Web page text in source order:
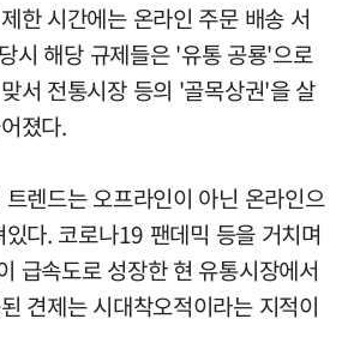
한 시간에는 온라인 주문 배송 서
시 해당 규제들은 '유통 공룡'으로
서 전통시장 등의 '골목상권'을 살
졌다.
렌드는 오프라인이 아닌 온라인으
다. 코로나19 팬데믹 등을 거치며
급속도로 성장한 현 유통시장에서
견제는 시대착오적이라는 지적이